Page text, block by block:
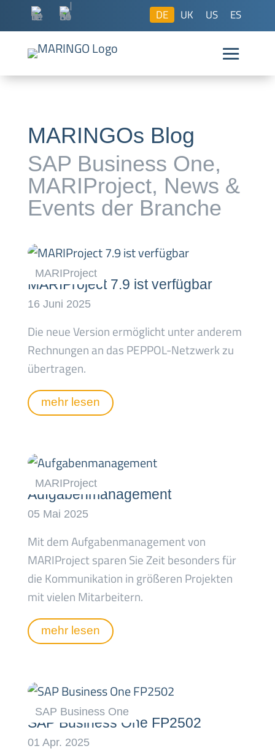
DE UK US ES
MARINGOs Blog
SAP Business One,
MARIProject, News &
Events der Branche
MARIProject 7.9 ist verfügbar
Die neue Version ermöglicht unter anderem
Rechnungen an das PEPPOL-Netzwerk zu
übertragen.
mehr lesen
Aufgabenmanagement
Mit dem Aufgabenmanagement von
MARIProject sparen Sie Zeit besonders für
die Kommunikation in größeren Projekten
mit vielen Mitarbeitern.
mehr lesen
SAP Business One FP2502